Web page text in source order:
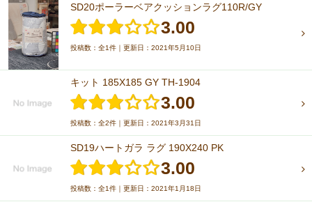
SD20ポーラーベアクッションラグ110R/GY
3.00
投稿数：全1件｜更新日：2021年5月10日
キット 185X185 GY TH-1904
3.00
投稿数：全2件｜更新日：2021年3月31日
SD19ハートガラ ラグ 190X240 PK
3.00
投稿数：全1件｜更新日：2021年1月18日